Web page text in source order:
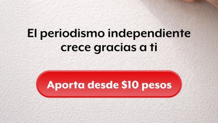
están?!": madres y familias buscadoras se manifiestan
sobre Paseo de la Reforma en este
#10DeMayo , en la XI
Marcha de la Dignidad Nacional.
📹 Video: @ShareniiGuzman.
pic.twitter.com/a5ORsL1nzO
— Animal Político (@Pajaropolitico)
May 10, 2022
Madres piden ver a AMLO, pero él no las
recibe